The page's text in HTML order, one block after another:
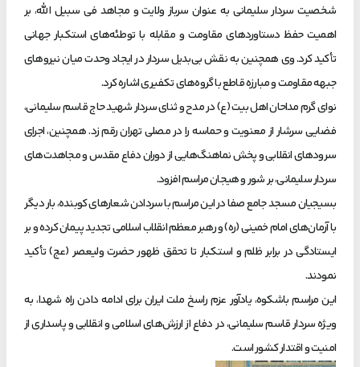
شخصیت سردار سلیمانی به عنوان سرباز ولایت و مجاهد فی سبیل الله، بر
اهمیت حفظ دستاوردهای مقاومت و مقابله با توطئه‌های استکبار جهانی
تأکید کرد. وی همچنین به نقش بی‌بدیل سردار در ایجاد وحدت میان نیروهای
جبهه مقاومت و مبارزه قاطع با گروه‌های تکفیری اشاره کرد.
نوای گرم مداحان اهل بیت (ع) در مدح و ثنای سردار شهید حاج قاسم سلیمانی،
فضایی سرشار از معنویت و حماسه را در مصلی تهران رقم زد. همچنین، اجرای
سرودهای انقلابی و پخش نماهنگ‌هایی از دوران دفاع مقدس و مجاهدت‌های
سردار سلیمانی، بر شور و هیجان مراسم افزود.
بسیجیان مسجد جامع صفا در این مراسم با سردادن شعارهای کوبنده، بار دیگر
با آرمان‌های امام خمینی (ره) و رهبر معظم انقلاب اسلامی تجدید پیمان کرده و بر
ایستادگی در برابر ظلم و استکبار تا تحقق ظهور حضرت ولیعصر (عج) تأکید
نمودند.
این مراسم باشکوه، یادآور عزم راسخ ملت ایران برای ادامه دادن راه شهدا، به
ویژه سردار قاسم سلیمانی، در دفاع از ارزش‌های اسلامی و انقلابی و پاسداری از
امنیت و اقتدار کشور است.